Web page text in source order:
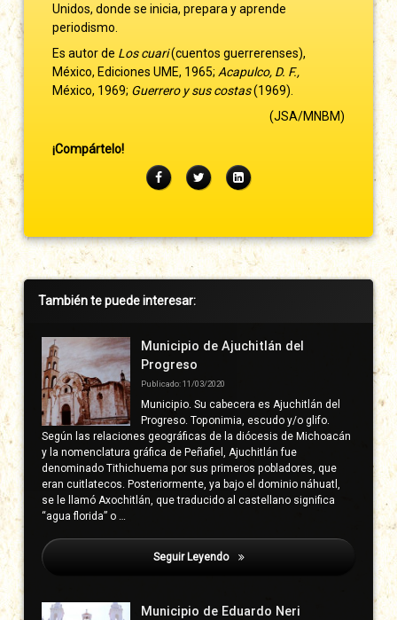
Unidos, donde se inicia, prepara y aprende
periodismo.
Es autor de Los cuari(cuentos guerrerenses),
México, Ediciones UME, 1965; Acapulco, D. F.,
México, 1969; Guerrero y sus costas(1969).
(JSA/MNBM)
¡Compártelo!
FacebookTwitterLinkedIn
Barra
derecha
También te puede interesar:
Municipio de Ajuchitlán del
Progreso
Publicado: 11/03/2020
Municipio. Su cabecera es Ajuchitlán del
Progreso. Toponimia, escudo y/o glifo.
Según las relaciones geográficas de la diócesis de Michoacán
y la nomenclatura gráfica de Peñafiel, Ajuchitlán fue
denominado Tithichuema por sus primeros pobladores, que
eran cuitlatecos. Posteriormente, ya bajo el dominio náhuatl,
se le llamó Axochitlán, que traducido al castellano significa
“agua florida” o …
Seguir Leyendo Ríos Tavera, Luis
Municipio de Eduardo Neri